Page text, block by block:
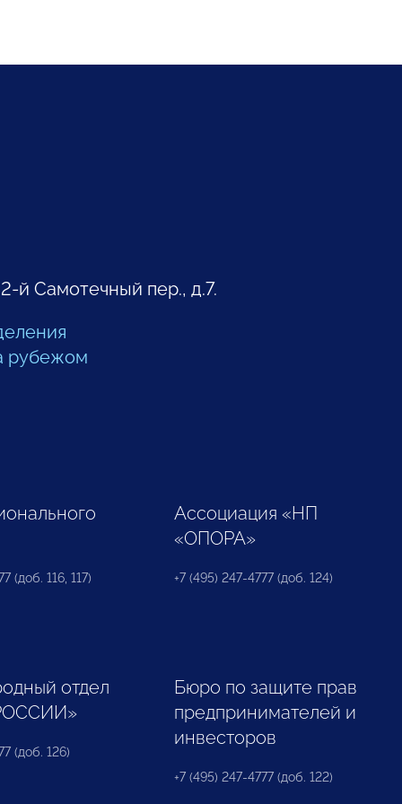
й Самотечный пер., д.7.
рубежом
(доб. 116, 117)
Ассоциация «НП
«ОПОРА»
+7 (495) 247-4777 (доб. 124)
отдел
(доб. 126)
Бюро по защите прав
предпринимателей и
инвесторов
+7 (495) 247-4777 (доб. 122)